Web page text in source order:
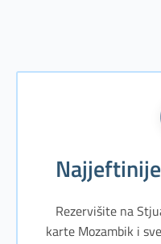
Rezervišite na
karte Mozambik i